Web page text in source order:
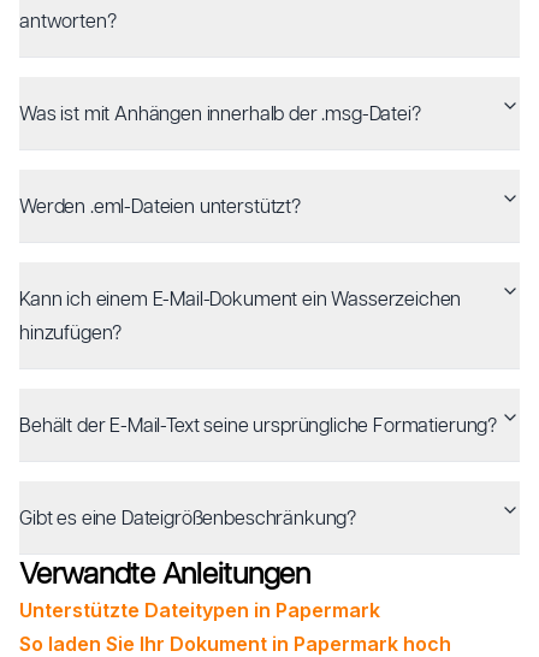
antworten?
Was ist mit Anhängen innerhalb der .msg-Datei?
Werden .eml-Dateien unterstützt?
Kann ich einem E-Mail-Dokument ein Wasserzeichen
hinzufügen?
Behält der E-Mail-Text seine ursprüngliche Formatierung?
Gibt es eine Dateigrößenbeschränkung?
Verwandte Anleitungen
Unterstützte Dateitypen in Papermark
So laden Sie Ihr Dokument in Papermark hoch